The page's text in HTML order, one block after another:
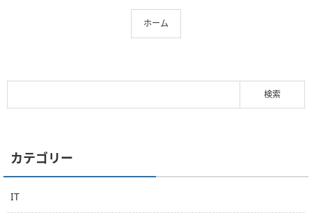
ホーム
カテゴリー
IT